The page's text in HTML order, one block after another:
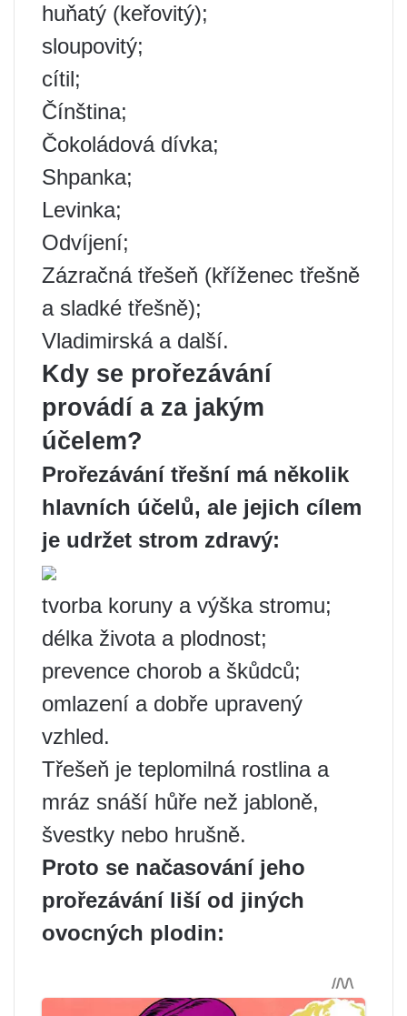
huňatý (keřovitý);
sloupovitý;
cítil;
Čínština;
Čokoládová dívka;
Shpanka;
Levinka;
Odvíjení;
Zázračná třešeň (kříženec třešně
a sladké třešně);
Vladimirská a další.
Kdy se prořezávání
provádí a za jakým
účelem?
Prořezávání třešní má několik
hlavních účelů, ale jejich cílem
je udržet strom zdravý:
tvorba koruny a výška stromu;
délka života a plodnost;
prevence chorob a škůdců;
omlazení a dobře upravený
vzhled.
Třešeň je teplomilná rostlina a
mráz snáší hůře než jabloně,
švestky nebo hrušně.
Proto se načasování jeho
prořezávání liší od jiných
ovocných plodin: